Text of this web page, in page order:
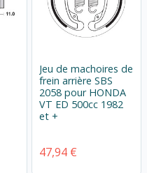
Jeu de machoires de
frein arrière SBS
2058 pour HONDA
VT ED 500cc 1982
et +
47,94 €